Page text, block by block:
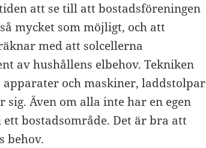
att se till att bostadsföreningen
mycket som möjligt, och att
med att solcellerna
av hushållens elbehov. Tekniken
och maskiner, laddstolpar
Även om alla inte har en egen
bostadsområde. Det är bra att
behov.